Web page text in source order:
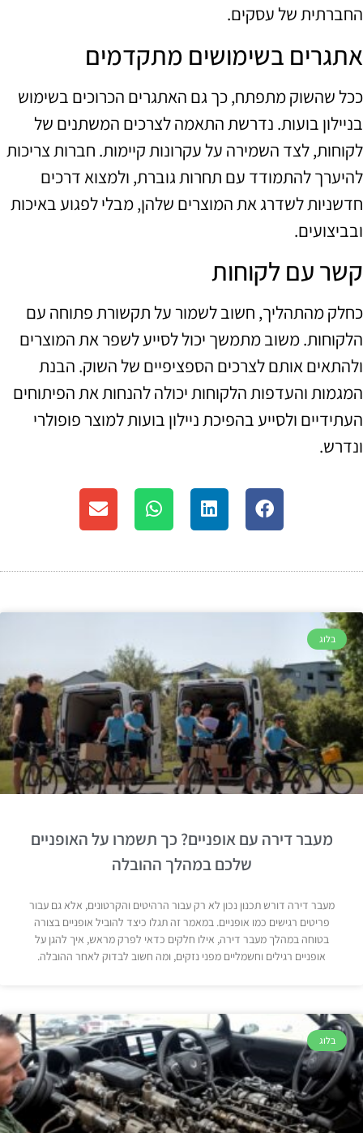
החברתית של עסקים.
אתגרים בשימושים מתקדמים
ככל שהשוק מתפתח, כך גם האתגרים הכרוכים בשימוש
בניילון בועות. נדרשת התאמה לצרכים המשתנים של
לקוחות, לצד השמירה על עקרונות קיימות. חברות צריכות
להיערך להתמודד עם תחרות גוברת, ולמצוא דרכים
חדשניות לשדרג את המוצרים שלהן, מבלי לפגוע באיכות
ובביצועים.
קשר עם לקוחות
כחלק מהתהליך, חשוב לשמור על תקשורת פתוחה עם
הלקוחות. משוב מתמשך יכול לסייע לשפר את המוצרים
ולהתאים אותם לצרכים הספציפיים של השוק. הבנת
המגמות והעדפות הלקוחות יכולה להנחות את הפיתוחים
העתידיים ולסייע בהפיכת ניילון בועות למוצר פופולרי
ונדרש.
בלוג
מעבר דירה עם אופניים? כך תשמרו על האופניים
שלכם במהלך ההובלה
מעבר דירה דורש תכנון נכון לא רק עבור הרהיטים והקרטונים, אלא גם עבור
פריטים רגישים כמו אופניים. במאמר זה תגלו כיצד להוביל אופניים בצורה
בטוחה במהלך מעבר דירה, אילו חלקים כדאי לפרק מראש, איך להגן על
אופניים רגילים וחשמליים מפני נזקים, ומה חשוב לבדוק לאחר ההובלה.
בלוג